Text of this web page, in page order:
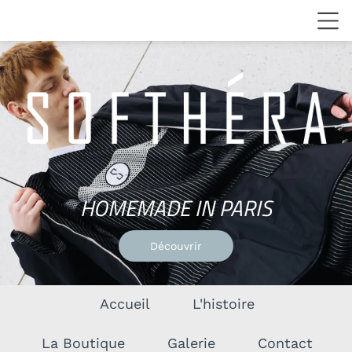
HOMEMADEINPARIS
Découvrir
Accueil L'histoire
La Boutique Galerie Contact